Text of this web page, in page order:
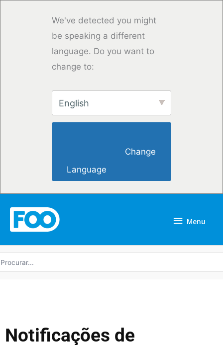
We've detected you might
be speaking a different
language. Do you want to
change to:
English
Language
Menu
Notificações de